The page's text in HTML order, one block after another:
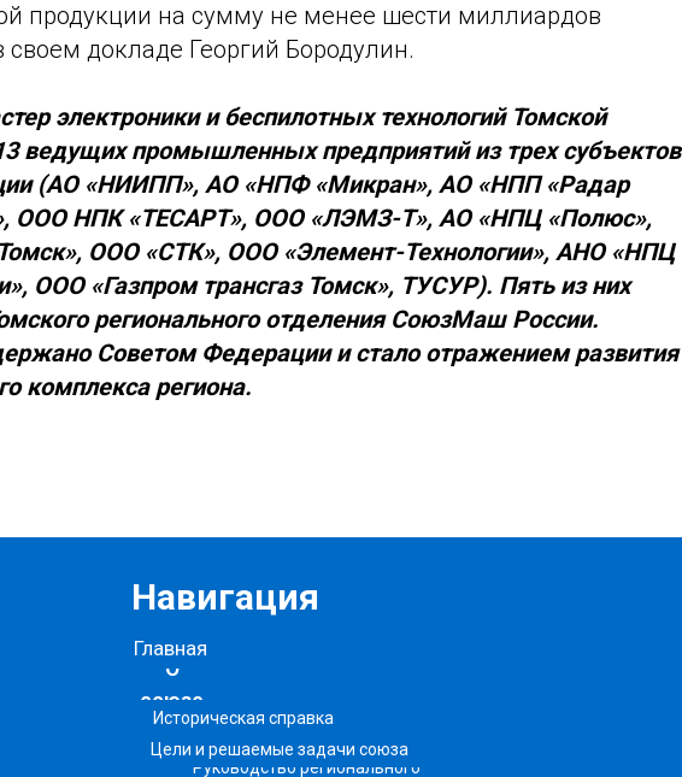
продукции на сумму не менее шести миллиардов
своем докладе Георгий Бородулин.
электроники и беспилотных технологий Томской
ведущих промышленных предприятий из трех субъектов
(АО «НИИПП», АО «НПФ «Микран», АО «НПП «Радар
ООО НПК «ТЕСАРТ», ООО «ЛЭМЗ-Т», АО «НПЦ «Полюс»,
ООО «СТК», ООО «Элемент-Технологии», АНО «НПЦ
ООО «Газпром трансгаз Томск», ТУСУР). Пять из них
регионального отделения СоюзМаш России.
Советом Федерации и стало отражением развития
комплекса региона.
О
союзе
Навигация
Главная
Историческая справка
Цели и решаемые задачи союза
Руководство регионального